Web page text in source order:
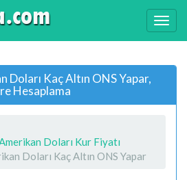
Kaç Altın ONS Yapar,
Hesaplama
Doları Kur Fiyatı
Doları Kaç Altın ONS Yapar